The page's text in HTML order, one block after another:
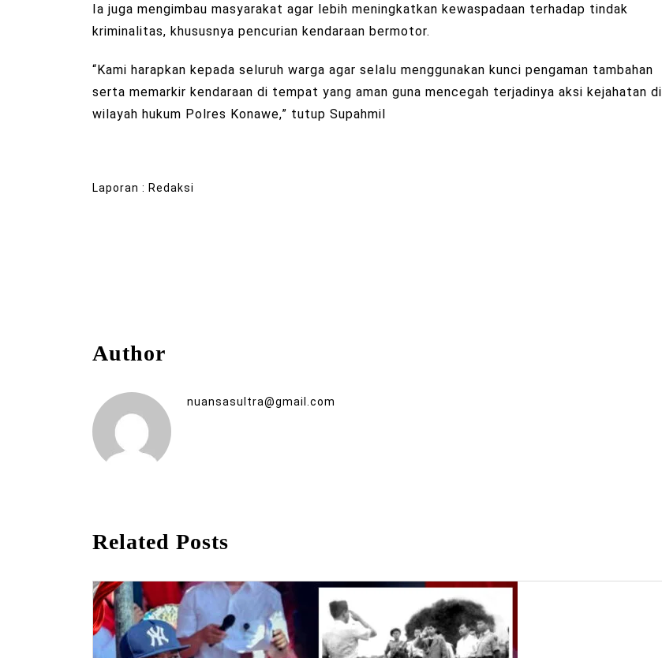
Ia juga mengimbau masyarakat agar lebih meningkatkan kewaspadaan terhadap tindak
kriminalitas, khususnya pencurian kendaraan bermotor.
“Kami harapkan kepada seluruh warga agar selalu menggunakan kunci pengaman tambahan
serta memarkir kendaraan di tempat yang aman guna mencegah terjadinya aksi kejahatan di
wilayah hukum Polres Konawe,” tutup Supahmil
Laporan : Redaksi
Author
nuansasultra@gmail.com
Related Posts